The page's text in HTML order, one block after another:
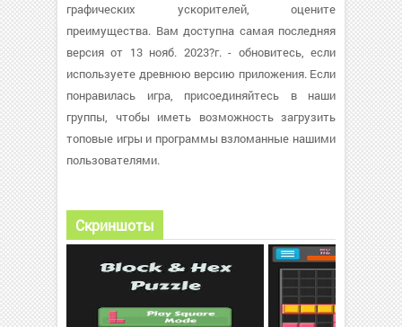
графических ускорителей, оцените
преимущества. Вам доступна самая последняя
версия от 13 нояб. 2023?г. - обновитесь, если
используете древнюю версию приложения. Если
понравилась игра, присоединяйтесь в наши
группы, чтобы иметь возможность загрузить
топовые игры и программы взломанные нашими
пользователями.
Скриншоты